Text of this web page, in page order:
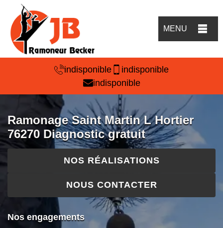
MENU
indisponible
indisponible
indisponible
Ramonage Saint Martin L Hortier
76270 Diagnostic gratuit
NOS RÉALISATIONS
NOUS CONTACTER
Nos engagements